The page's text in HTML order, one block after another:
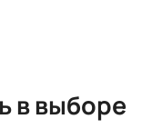
в выборе